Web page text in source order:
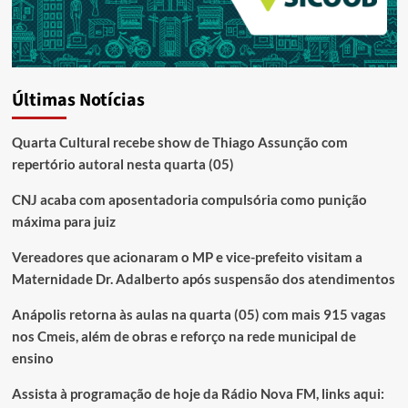
Últimas Notícias
Quarta Cultural recebe show de Thiago Assunção com
repertório autoral nesta quarta (05)
CNJ acaba com aposentadoria compulsória como punição
máxima para juiz
Vereadores que acionaram o MP e vice-prefeito visitam a
Maternidade Dr. Adalberto após suspensão dos atendimentos
Anápolis retorna às aulas na quarta (05) com mais 915 vagas
nos Cmeis, além de obras e reforço na rede municipal de
ensino
Assista à programação de hoje da Rádio Nova FM, links aqui: